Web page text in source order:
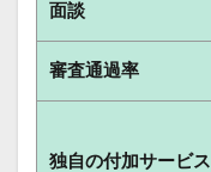
面談
審査通過率
独自の付加サービス